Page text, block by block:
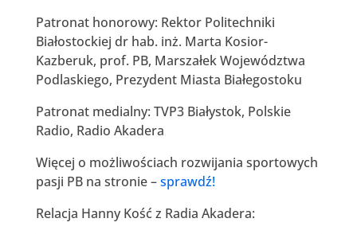
Patronat honorowy: Rektor Politechniki
Białostockiej dr hab. inż. Marta Kosior-
Kazberuk, prof. PB, Marszałek Województwa
Podlaskiego, Prezydent Miasta Białegostoku
Patronat medialny: TVP3 Białystok, Polskie
Radio, Radio Akadera
Więcej o możliwościach rozwijania sportowych
pasji PB na stronie –sprawdź!
Relacja Hanny Kość z Radia Akadera: